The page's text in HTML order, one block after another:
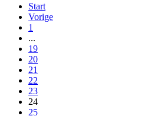
Start
Vorige
1
...
19
20
21
22
23
24
25